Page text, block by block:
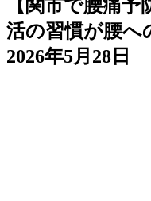
【関市で腰痛
活の習慣が腰へ
2026年5月28日